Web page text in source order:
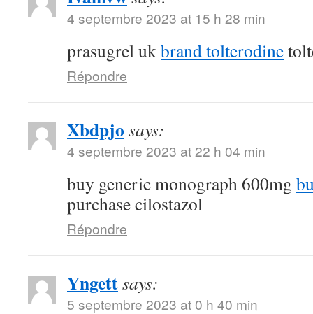
4 septembre 2023 at 15 h 28 min
prasugrel ukbrand tolterodine
Répondre
Xbdpjo says:
4 septembre 2023 at 22 h 04 min
buy generic monograph 600mg
purchase cilostazol
Répondre
Yngettsays:
5 septembre 2023 at 0 h 40 min